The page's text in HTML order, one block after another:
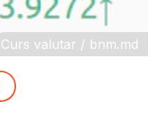
Curs valutar / bnm.md